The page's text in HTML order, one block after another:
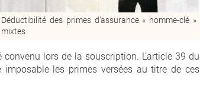
Déductibilité des primes d’assurance « homme-clé »
mixtes
lors de la souscription. L’article 39 du
imposable les primes versées au titre de ces